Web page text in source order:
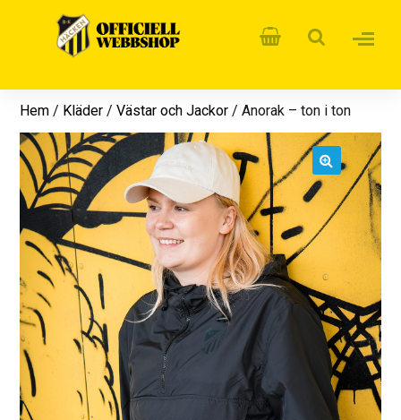
Hem / Kläder /Västar och Jackor / Anorak – ton i ton
🔍